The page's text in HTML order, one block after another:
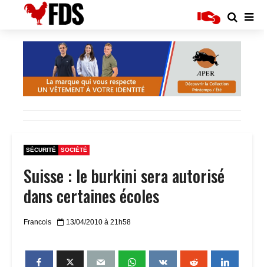
SÉCURITÉ SOCIÉTÉ
Suisse : le burkini sera autorisé
dans certaines écoles
Francois 13/04/2010 à 21h58